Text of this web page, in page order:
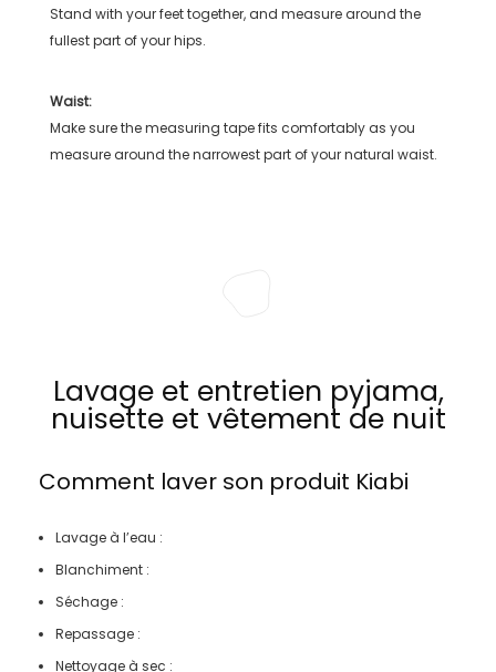
Stand with your feet together, and measure around the
fullest part of your hips.
Waist:
Make sure the measuring tape fits comfortably as you
measure around the narrowest part of your natural waist.
Lavage et entretien pyjama,
nuisette et vêtement de nuit
Comment laver son produit Kiabi
Lavage à l’eau :
Blanchiment :
Séchage :
Repassage :
Nettoyage à sec :